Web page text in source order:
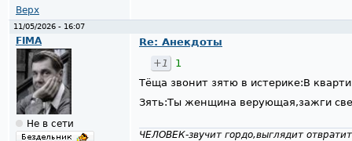
Верх
11/05/2026 - 16:07
FIMA
Не в сети
Re: Анекдоты
+1
1
Тёща звонит зятю в истерике:В
Зять:Ты женщина верующая,зажги
ЧЕЛОВЕК-звучит гордо,выглядит